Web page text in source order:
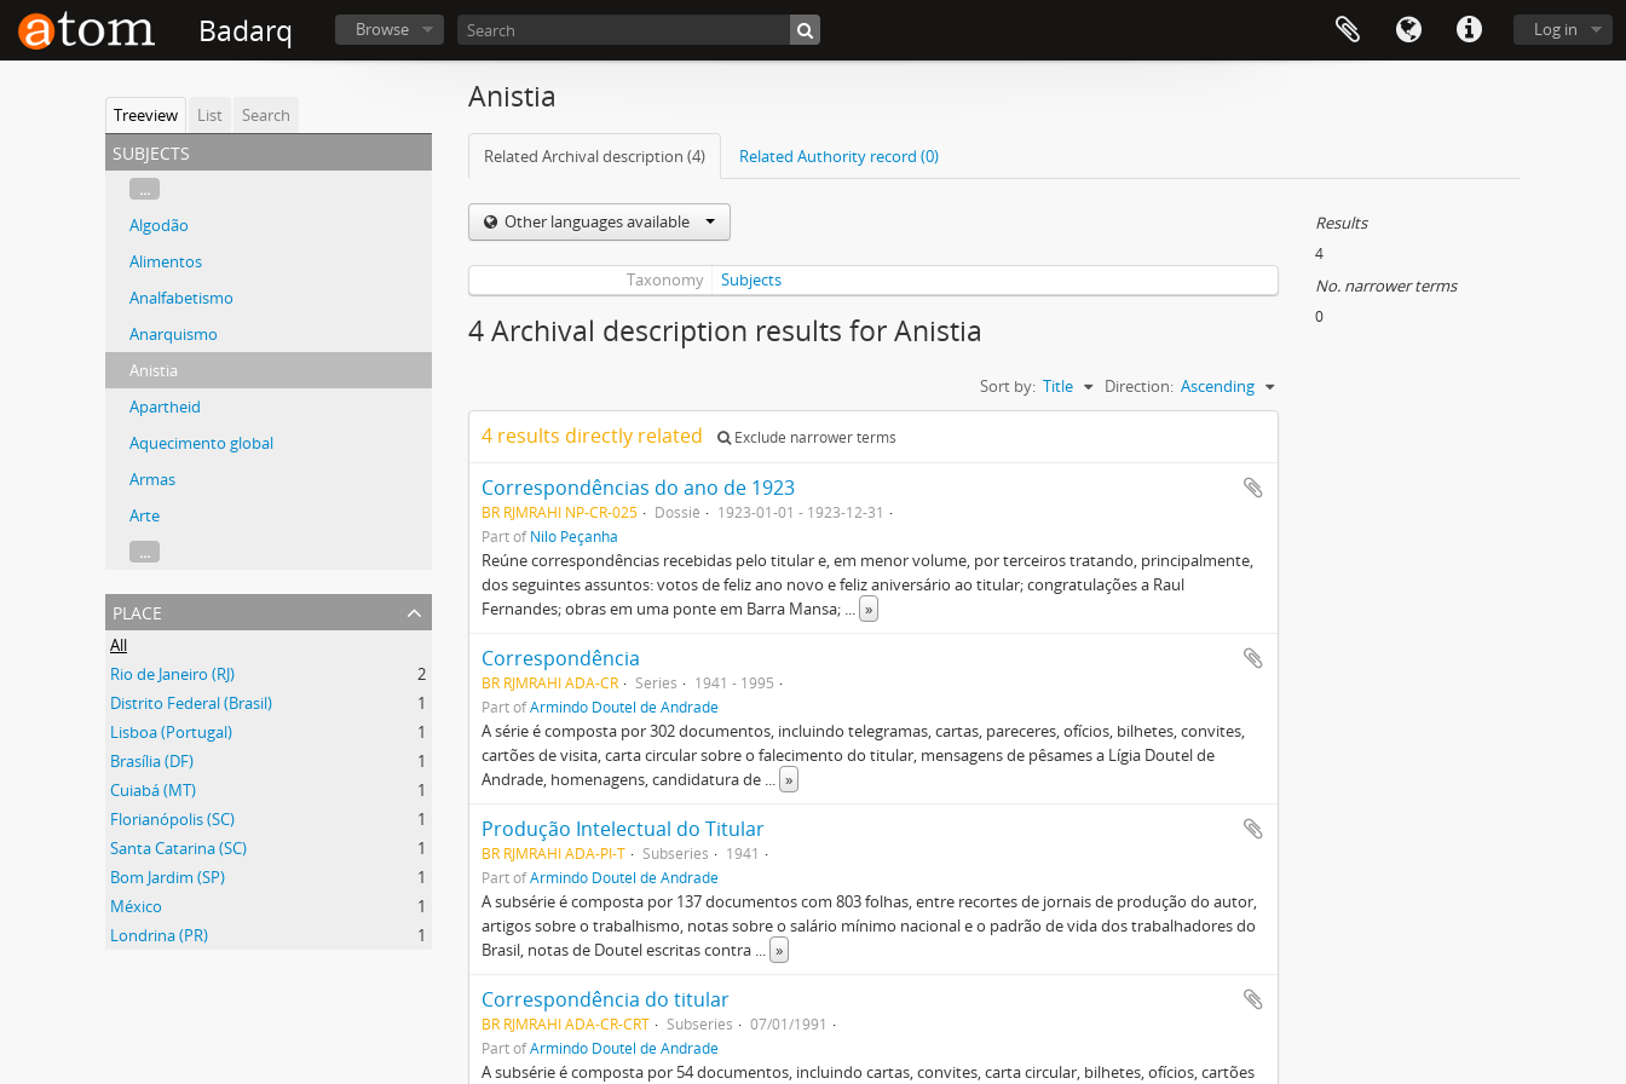
Badarq Browse Log in
Treeview List Search
subjects
...
Algodão
Alimentos
Analfabetismo
Anarquismo
Anistia
Apartheid
Aquecimento global
Armas
Arte
...
place
All
Rio de Janeiro (RJ)
2
Distrito Federal (Brasil)
1
Lisboa (Portugal)
1
Brasília (DF)
1
Cuiabá (MT)
1
Florianópolis (SC)
1
Santa Catarina (SC)
1
Bom Jardim (SP)
1
México
1
Londrina (PR)
1
Anistia
Related Archival description (4) Related Authority record (0)
Other languages available
Taxonomy Subjects
4 Archival description results for Anistia
Sort by: Title Direction: Ascending
4 results directly related Exclude narrower terms
Correspondências do ano de 1923
BR RJMRAHI NP-CR-025 Dossiê
1923-01-01 - 1923-12-31
Part ofNilo Peçanha
Reúne correspondências recebidas pelo titular e, em menor volume, por terceiros tratando, principalmente,
dos seguintes assuntos: votos de feliz ano novo e feliz aniversário ao titular; congratulações a Raul
Fernandes; obras em uma ponte em Barra Mansa; ... »
Correspondência
BR RJMRAHI ADA-CR Series
1941 - 1995
Part ofArmindo Doutel de Andrade
A série é composta por 302 documentos, incluindo telegramas, cartas, pareceres, ofícios, bilhetes, convites,
cartões de visita, carta circular sobre o falecimento do titular, mensagens de pêsames a Lígia Doutel de
Andrade, homenagens, candidatura de ... »
Produção Intelectual do Titular
BR RJMRAHI ADA-PI-T Subseries
1941
Part ofArmindo Doutel de Andrade
A subsérie é composta por 137 documentos com 803 folhas, entre recortes de jornais de produção do autor,
artigos sobre o trabalhismo, notas sobre o salário mínimo nacional e o padrão de vida dos trabalhadores do
Brasil, notas de Doutel escritas contra ... »
Correspondência do titular
BR RJMRAHI ADA-CR-CRT Subseries
07/01/1991
Part ofArmindo Doutel de Andrade
A subsérie é composta por 54 documentos, incluindo cartas, convites, carta circular, bilhetes, ofícios, cartões
Results
4
No. narrower terms
0